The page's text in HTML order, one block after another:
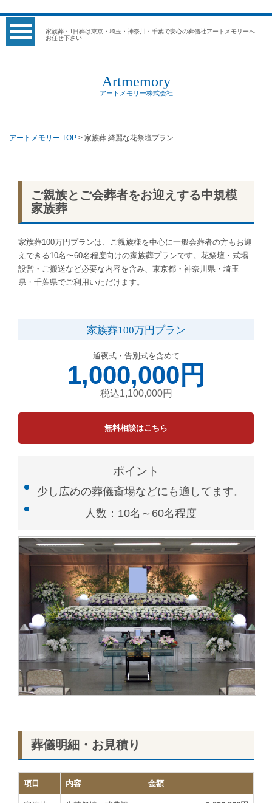
家族葬・1日葬は東京・埼玉・神奈川・千葉で安心の葬儀社アートメモリーへ
お任せ下さい
Artmemory
アートメモリー株式会社
アートメモリー TOP > 家族葬 綺麗な花祭壇プラン
ご親族とご会葬者をお迎えする中規模
家族葬
家族葬100万円プランは、ご親族様を中心に一般会葬者の方もお迎
えできる10名〜60名程度向けの家族葬プランです。花祭壇・式場
設営・ご搬送など必要な内容を含み、東京都・神奈川県・埼玉
県・千葉県でご利用いただけます。
家族葬100万円プラン
通夜式・告別式を含めて
1,000,000円
税込1,100,000円
無料相談はこちら
ポイント
少し広めの葬儀斎場などにも適してます。
人数：10名～60名程度
葬儀明細・お見積り
項目 内容 金額